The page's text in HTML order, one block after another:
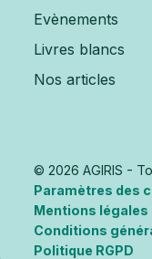
Evènements
Livres blancs
Nos articles
© 2026 AGIRIS -
Paramètres des
Mentions légales
Conditions
Politique RGPD